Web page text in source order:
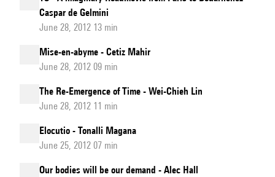
Caspar de Gelmini
June 28, 2012 13 min
Mise-en-abyme - Cetiz Mahir
June 28, 2012 09 min
The Re-Emergence of Time - Wei-Chieh Lin
June 28, 2012 11 min
Elocutio - Tonalli Magana
June 25, 2012 07 min
Our bodies will be our demand - Alec Hall